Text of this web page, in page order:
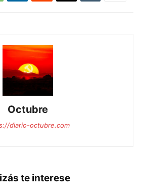
Octubre
diario-octubre.com
te interese